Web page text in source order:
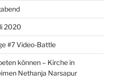
2020
#7 Video-Battle
können – Kirche in
Nethanja Narsapur